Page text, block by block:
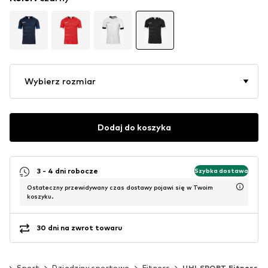
Wybierz rozmiar
Dodaj do koszyka
3 - 4 dni robocze Szybka dostawa
Ostateczny przewidywany czas dostawy pojawi się w Twoim
koszyku.
30 dni na zwrot towaru